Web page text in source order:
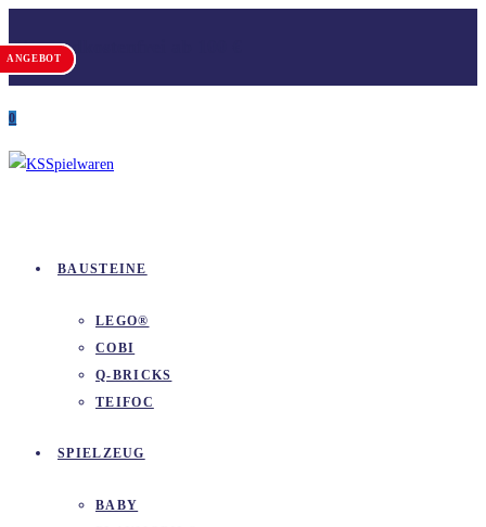
Inhalt
springen
Versandkostenfrei ab 100 €
0
BAUSTEINE
LEGO®
COBI
Q-BRICKS
TEIFOC
SPIELZEUG
BABY
ANGEBOT
ANGEBOT